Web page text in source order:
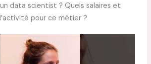
data scientist ? Quels salaires et
pour ce métier ?